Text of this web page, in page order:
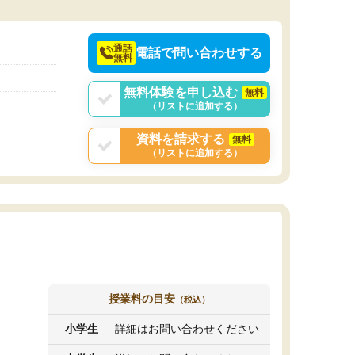
通話
無料 電話で問い合わせする
無料体験を申し込む
無料
（リストに追加する）
資料を請求する
無料
（リストに追加する）
授業料の目安 （税込）
小学生 詳細はお問い合わせください